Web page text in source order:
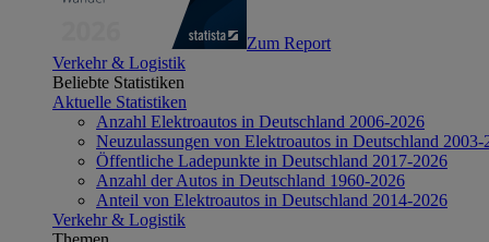
Zum Report
Verkehr & Logistik
Beliebte Statistiken
Aktuelle Statistiken
Anzahl Elektroautos in Deutschland 2006-2026
Neuzulassungen von Elektroautos in Deutschland 2003-
Öffentliche Ladepunkte in Deutschland 2017-2026
Anzahl der Autos in Deutschland 1960-2026
Anteil von Elektroautos in Deutschland 2014-2026
Verkehr & Logistik